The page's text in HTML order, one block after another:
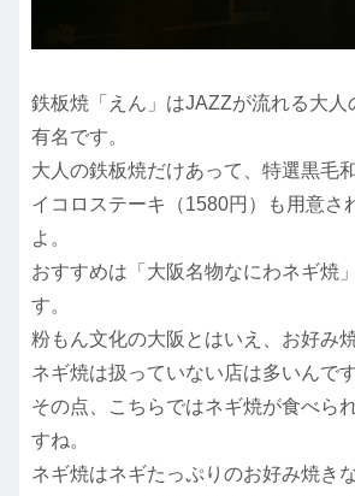
鉄板焼「えん」はJAZZが流れる大人
有名です。
大人の鉄板焼だけあって、特選黒毛
イコロステーキ（1580円）も用意さ
よ。
おすすめは「大阪名物なにわネギ焼
す。
粉もん文化の大阪とはいえ、お好み
ネギ焼は扱っていない店は多いんです
その点、こちらではネギ焼が食べら
すね。
ネギ焼はネギたっぷりのお好み焼き